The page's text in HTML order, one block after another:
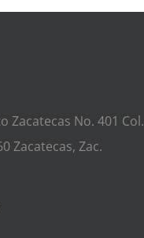
Zacatecas No. 401
Zacatecas, Zac.